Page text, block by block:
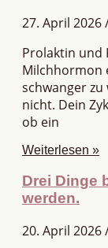
27. April 2026
Prolaktin und
Milchhormon
schwanger
nicht. Dein
ob ein
Weiterlesen »
Drei Dinge
werden.
20. April 2026